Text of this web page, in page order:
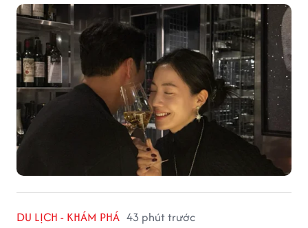
DU LỊCH - KHÁM PHÁ 43 phút trước